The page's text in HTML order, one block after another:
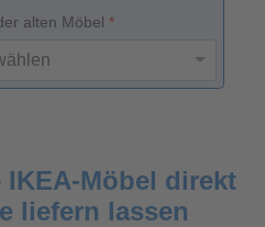
alten Möbel *
Möbel direkt
liefern lassen